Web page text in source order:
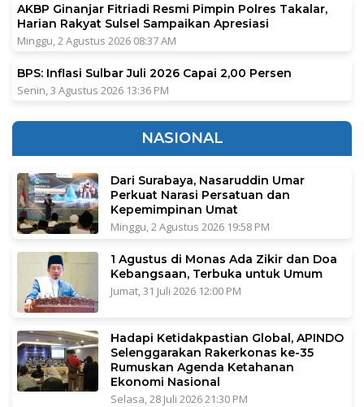
AKBP Ginanjar Fitriadi Resmi Pimpin Polres Takalar,
Harian Rakyat Sulsel Sampaikan Apresiasi
Minggu, 2 Agustus 2026 08:37 AM
BPS: Inflasi Sulbar Juli 2026 Capai 2,00 Persen
Senin, 3 Agustus 2026 13:36 PM
NASIONAL
Dari Surabaya, Nasaruddin Umar
Perkuat Narasi Persatuan dan
Kepemimpinan Umat
Minggu, 2 Agustus 2026 19:58 PM
1 Agustus di Monas Ada Zikir dan Doa
Kebangsaan, Terbuka untuk Umum
Jumat, 31 Juli 2026 12:00 PM
Hadapi Ketidakpastian Global, APINDO
Selenggarakan Rakerkonas ke-35
Rumuskan Agenda Ketahanan
Ekonomi Nasional
Selasa, 28 Juli 2026 21:30 PM